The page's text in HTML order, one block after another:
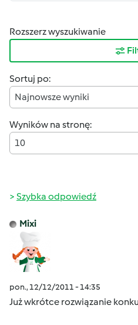
Rozszerz wyszukiwanie
Sortuj po:
Najnowsze wyniki
Wyników na stronę:
10
Szybka odpowiedź
Mixi
pon., 12/12/2011 - 14:35
Już wkrótce rozwiązanie